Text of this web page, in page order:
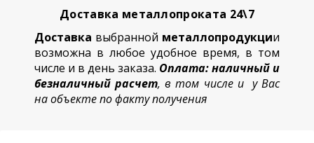
Доставка металлопроката 24\7
Доставка выбранной металлопродукции
возможна в любое удобное время, в том
числе и в день заказа. Оплата: наличный и
безналичный расчет, в том числе и у Вас
на объекте по факту получения